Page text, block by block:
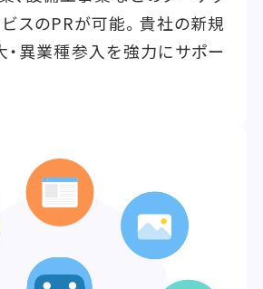
ビスのPRが可能。貴社の新規
・異業種参入を強力にサポー